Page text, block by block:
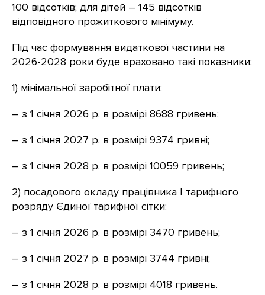
100 відсотків; для дітей – 145 відсотків
відповідного прожиткового мінімуму.
Під час формування видаткової частини на
2026-2028 роки буде враховано такі показники:
1) мінімальної заробітної плати:
– з 1 січня 2026 р. в розмірі 8688 гривень;
– з 1 січня 2027 р. в розмірі 9374 гривні;
– з 1 січня 2028 р. в розмірі 10059 гривень;
2) посадового окладу працівника I тарифного
розряду Єдиної тарифної сітки:
– з 1 січня 2026 р. в розмірі 3470 гривень;
– з 1 січня 2027 р. в розмірі 3744 гривні;
– з 1 січня 2028 р. в розмірі 4018 гривень.